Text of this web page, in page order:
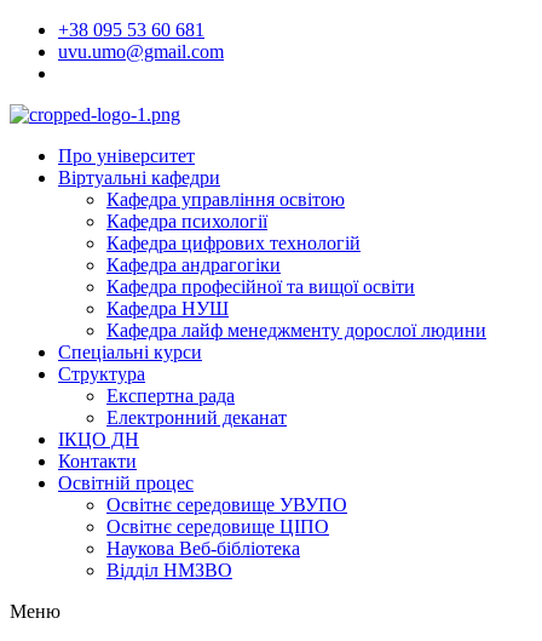
Перейти
вмісту
+38 095 53 60 681
uvu.umo@gmail.com
Про університет
Віртуальні кафедри
Кафедра управління освітою
Кафедра психології
Кафедра цифрових технологій
Кафедра андрагогіки
Кафедра професійної та вищої освіти
Кафедра НУШ
Кафедра лайф менеджменту дорослої людини
Спеціальні курси
Структура
Експертна рада
Електронний деканат
ІКЦО ДН
Контакти
Освітній процес
Освітнє середовище УВУПО
Освітнє середовище ЦІПО
Наукова Веб-бібліотека
Відділ НМЗВО
Меню